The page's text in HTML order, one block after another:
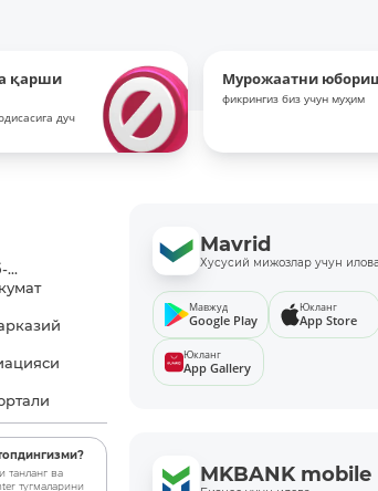
қарши
дуч
Мурожаатни
фикрингиз биз учун муҳим
...
танланг ва
тугмаларини
Mavrid
Хусусий мижозлар учун илова
Мавжуд
Google Play
Юкланг
App Store
Юкланг
App Gallery
MKBANK mobile